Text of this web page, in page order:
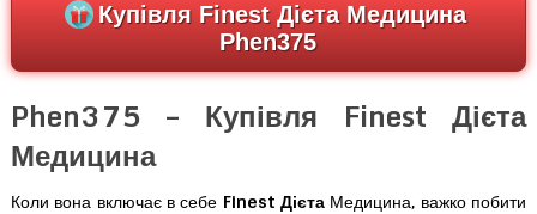
Купівля Finest Дієта Медицина
Phen375
Phen375 – Купівля Finest Дієта
Медицина
Коли вона включає в себе Finest Дієта Медицина, важко побити